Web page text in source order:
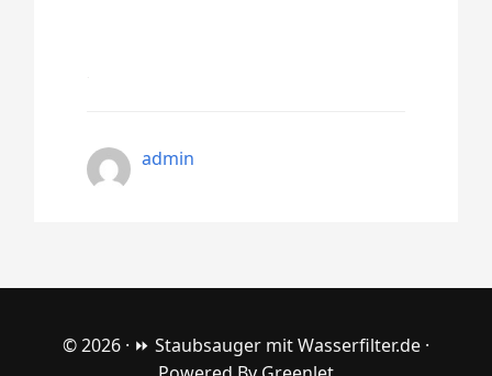
admin
© 2026 · ⏩ Staubsauger mit Wasserfilter.de ·